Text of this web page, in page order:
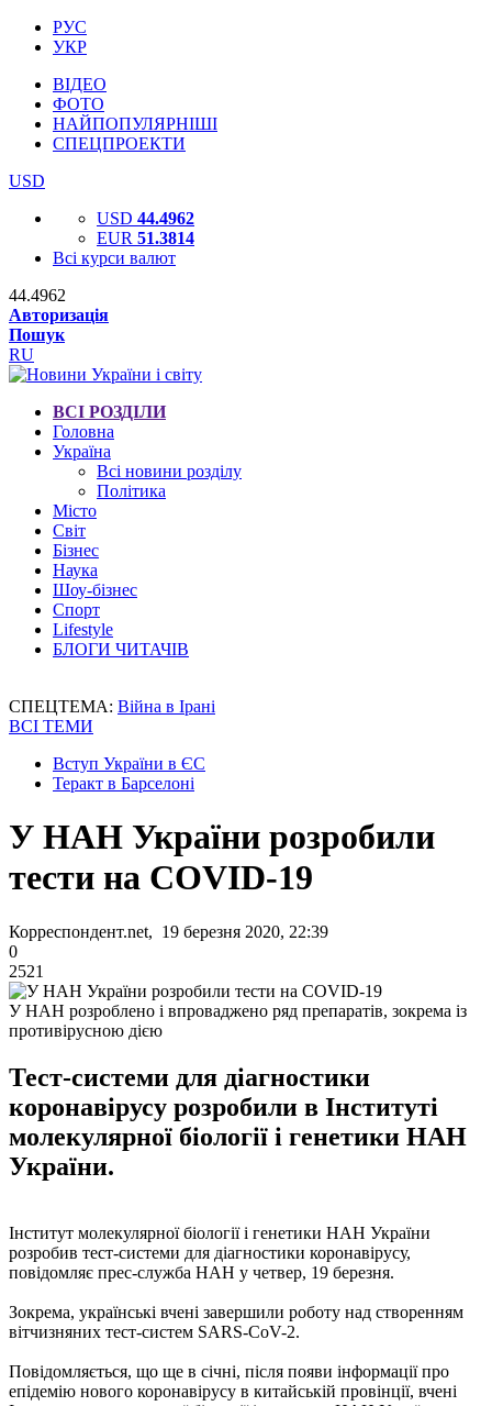
РУС
УКР
ВІДЕО
ФОТО
НАЙПОПУЛЯРНІШІ
СПЕЦПРОЕКТИ
USD
USD 44.4962
EUR 51.3814
Всі курси валют
44.4962
Авторизація
Пошук
RU
ВСІ РОЗДІЛИ
Головна
Україна
Всі новини розділу
Політика
Місто
Світ
Бізнес
Наука
Шоу-бізнес
Спорт
Lifestyle
БЛОГИ ЧИТАЧІВ
СПЕЦТЕМА: Війна в Ірані
ВСІ ТЕМИ
Вступ України в ЄС
Теракт в Барселоні
У НАН України розробили
тести на COVID-19
Корреспондент.net, 19 березня 2020, 22:39
0
2521
У НАН розроблено і впроваджено ряд препаратів, зокрема із
противірусною дією
Тест-системи для діагностики
коронавірусу розробили в Інституті
молекулярної біології і генетики НАН
України.
Інститут молекулярної біології і генетики НАН України
розробив тест-системи для діагностики коронавірусу,
повідомляє прес-служба НАН у четвер, 19 березня.
Зокрема, українські вчені завершили роботу над створенням
вітчизняних тест-систем SARS-CoV-2.
Повідомляється, що ще в січні, після появи інформації про
епідемію нового коронавірусу в китайській провінції, вчені